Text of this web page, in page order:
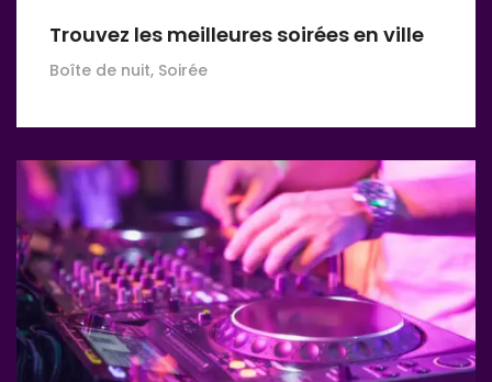
Trouvez les meilleures soirées en ville
Boîte de nuit, Soirée